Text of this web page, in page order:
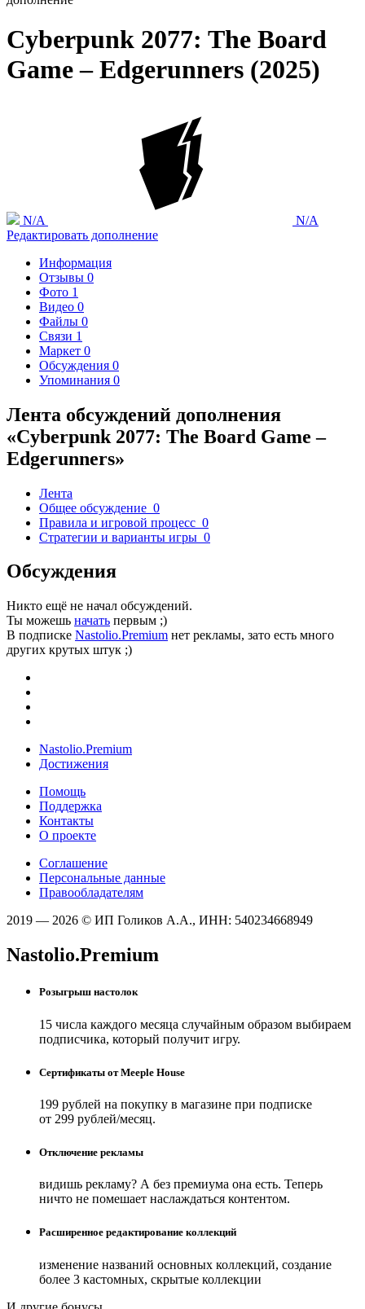
Cyberpunk 2077: The Board
Game – Edgerunners (2025)
N/A
N/A
Редактировать дополнение
Информация
Отзывы 0
Фото 1
Видео 0
Файлы 0
Связи 1
Маркет 0
Обсуждения 0
Упоминания 0
Лента обсуждений дополнения
«Cyberpunk 2077: The Board Game –
Edgerunners»
Лента
Общее обсуждение 0
Правила и игровой процесс 0
Стратегии и варианты игры 0
Обсуждения
Никто ещё не начал обсуждений.
Ты можешь начать первым ;)
В подписке Nastolio.Premium нет рекламы, зато есть много
других крутых штук ;)
Nastolio.Premium
Достижения
Помощь
Поддержка
Контакты
О проекте
Соглашение
Персональные данные
Правообладателям
2019 — 2026 © ИП Голиков А.А., ИНН: 540234668949
Nastolio.Premium
Розыгрыш настолок
15 числа каждого месяца случайным образом выбираем
подписчика, который получит игру.
Сертификаты от Meeple House
199 рублей на покупку в магазине при подписке
от 299 рублей/месяц.
Отключение рекламы
видишь рекламу? А без премиума она есть. Теперь
ничто не помешает наслаждаться контентом.
Расширенное редактирование коллекций
изменение названий основных коллекций, создание
более 3 кастомных, скрытые коллекции